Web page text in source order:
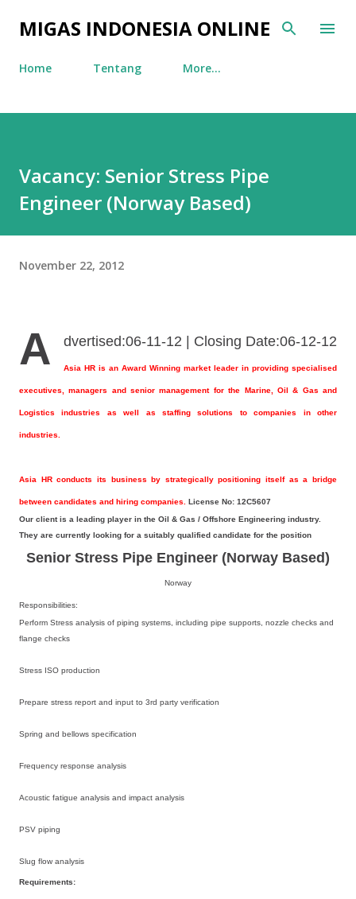
Skip to main content
MIGAS INDONESIA ONLINE
Home Tentang More…
Vacancy: Senior Stress Pipe
Engineer (Norway Based)
November 22, 2012
A dvertised:06-11-12 | Closing Date:06-12-12
Asia HR is an Award Winning market leader in providing specialised
executives, managers and senior management for the Marine, Oil & Gas and
Logistics industries as well as staffing solutions to companies in other
industries.
Asia HR conducts its business by strategically positioning itself as a bridge
between candidates and hiring companies. License No: 12C5607
Our client is a leading player in the Oil & Gas / Offshore Engineering industry.
They are currently looking for a suitably qualified candidate for the position
Senior Stress Pipe Engineer (Norway Based)
Norway
Responsibilities:
Perform Stress analysis of piping systems, including pipe supports, nozzle checks and
flange checks
Stress ISO production
Prepare stress report and input to 3rd party verification
Spring and bellows specification
Frequency response analysis
Acoustic fatigue analysis and impact analysis
PSV piping
Slug flow analysis
Requirements: